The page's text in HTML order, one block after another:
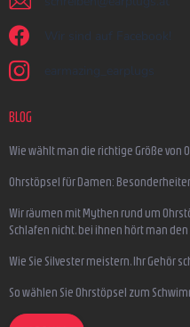
Wir sind auf Facebook!
earmazing_earplugs
BLOG
Wie wählt man die richtige Größe von
Ohrstöpsel für Damen:
Wir räumen mit Mythen rund um
Schlafen nicht, bei ihnen hört man den
Wie Sie Silvester meistern, Ihr Gehör
So wählen Sie Ohrstöpsel zum